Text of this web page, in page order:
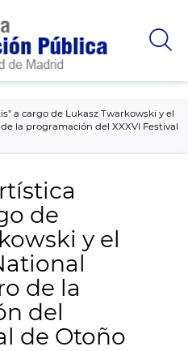
a cargo de Lukasz Twarkowski y el
la programación del XXXVI Festival
de
y el
de la
del
de Otoño